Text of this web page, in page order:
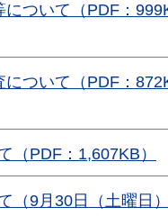
ついて（PDF：
ついて（PDF：
（PDF：1,607KB）
（9月30日（土曜日）